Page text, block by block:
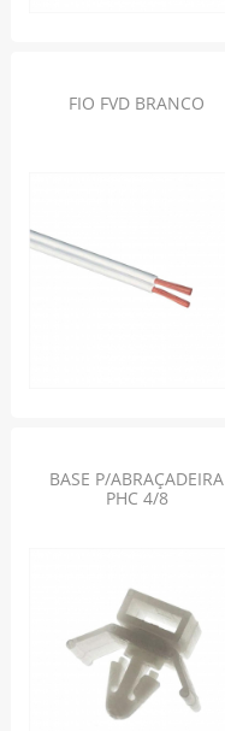
FIO FVD BRANCO
BASE P/ABRAÇADEIRA
PHC 4/8